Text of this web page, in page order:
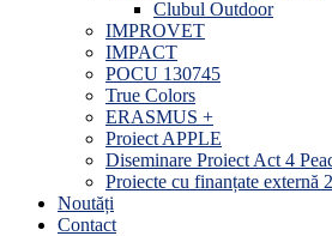
Clubul Outdoor
IMPROVET
IMPACT
POCU 130745
True Colors
ERASMUS +
Proiect APPLE
Diseminare Proiect Act 4
Proiecte cu finanțate externă
Noutăți
Contact